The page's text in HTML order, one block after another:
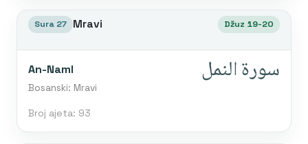
Sura 27 Mravi Džuz 19-20
An-Naml
Bosanski: Mravi
سورة النمل
Broj ajeta: 93